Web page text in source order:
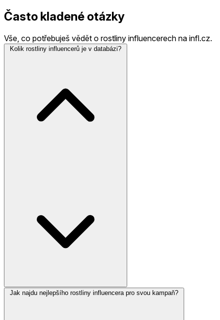
Často kladené otázky
Vše, co potřebuješ vědět o rostliny influencerech na infl.cz.
Kolik rostliny influencerů je v databázi?
Jak najdu nejlepšího rostliny influencera pro svou kampaň?